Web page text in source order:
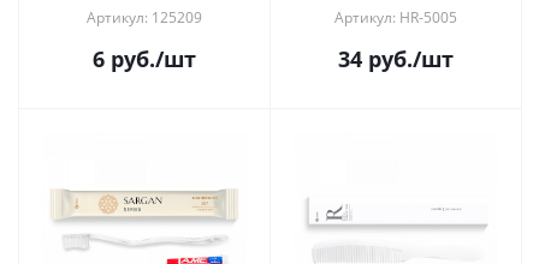
Артикул: 125209
6 руб./шт
Артикул: HR-5005
34 руб./шт